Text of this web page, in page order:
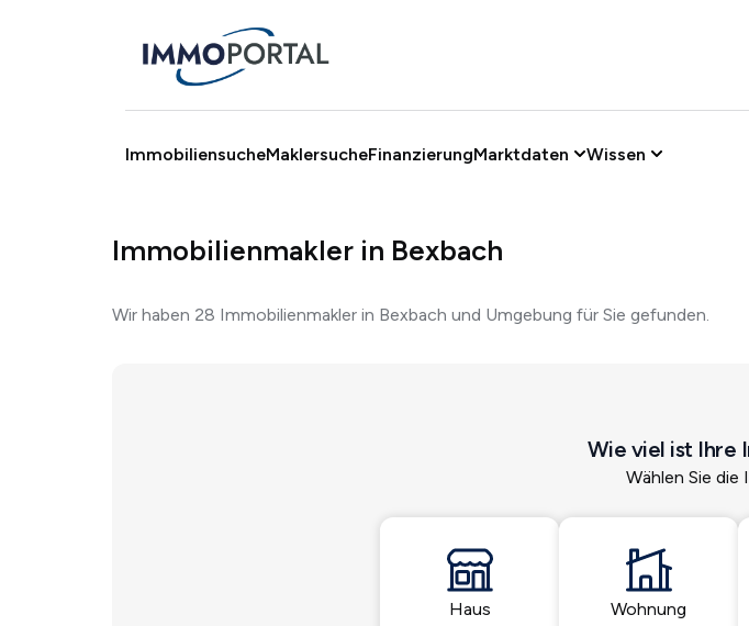
ImmobiliensucheMaklersucheFinanzierungMarktdaten Wissen
Immobilienmakler in Bexbach
Wir haben 28 Immobilienmakler in Bexbach und Umgebung für Sie gefunden.
Wie viel ist Ihre
Wählen Sie die
Haus Wohnung